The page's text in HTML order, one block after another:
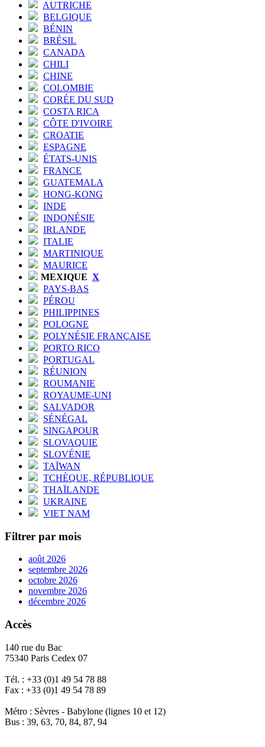
AUTRICHE
BELGIQUE
BÉNIN
BRÉSIL
CANADA
CHILI
CHINE
COLOMBIE
CORÉE DU SUD
COSTA RICA
CÔTE D'IVOIRE
CROATIE
ESPAGNE
ÉTATS-UNIS
FRANCE
GUATEMALA
HONG-KONG
INDE
INDONÉSIE
IRLANDE
ITALIE
MARTINIQUE
MAURICE
MEXIQUE X
PAYS-BAS
PÉROU
PHILIPPINES
POLOGNE
POLYNÉSIE FRANÇAISE
PORTO RICO
PORTUGAL
RÉUNION
ROUMANIE
ROYAUME-UNI
SALVADOR
SÉNÉGAL
SINGAPOUR
SLOVAQUIE
SLOVÉNIE
TAÏWAN
TCHÈQUE, RÉPUBLIQUE
THAÏLANDE
UKRAINE
VIET NAM
Filtrer par mois
août 2026
septembre 2026
octobre 2026
novembre 2026
décembre 2026
Accès
140 rue du Bac
75340 Paris Cedex 07
Tél. : +33 (0)1 49 54 78 88
Fax : +33 (0)1 49 54 78 89
Métro : Sèvres - Babylone (lignes 10 et 12)
Bus : 39, 63, 70, 84, 87, 94